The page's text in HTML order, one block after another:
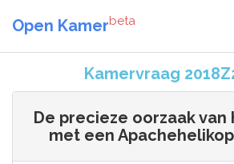
Open Kamerbeta
Kamervraag
De precieze oorzaak
met een